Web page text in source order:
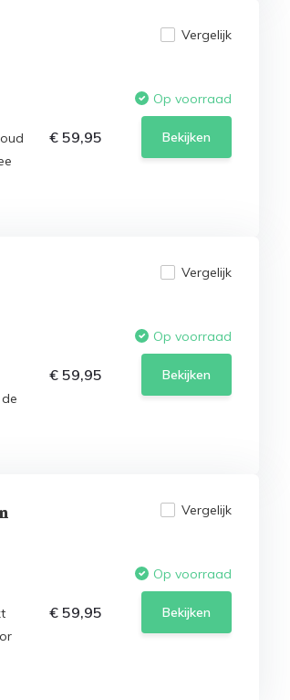
Vergelijk
Op voorraad
€ 59,95 Bekijken
Vergelijk
Op voorraad
€ 59,95 Bekijken
Vergelijk
Op voorraad
€ 59,95 Bekijken